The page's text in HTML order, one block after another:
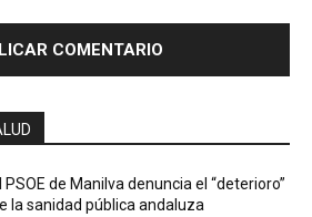
PSOE de Manilva denuncia el “deterioro”
la sanidad pública andaluza